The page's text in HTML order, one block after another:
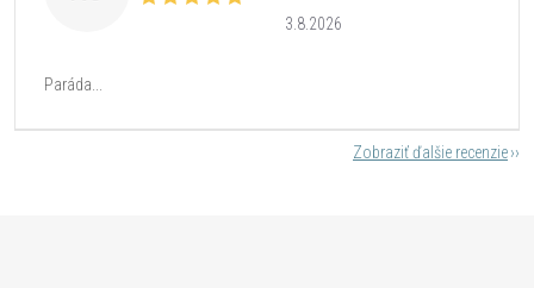
3.8.2026
Paráda...
Zobraziť ďalšie recenzie